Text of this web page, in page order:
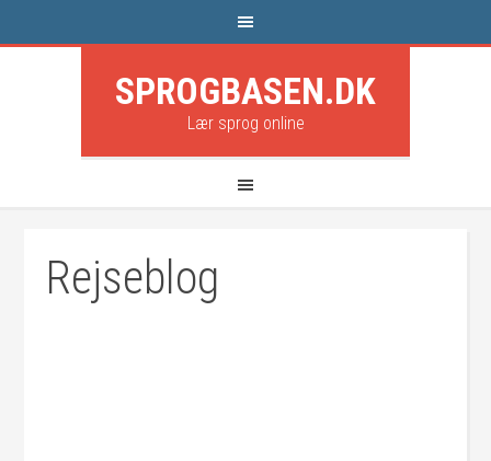
SPROGBASEN.DK
Lær sprog online
Rejseblog